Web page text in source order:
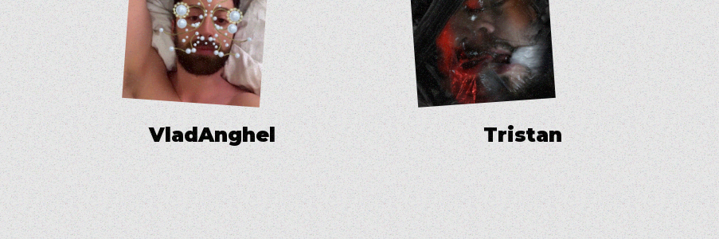
VladAnghel Tristan